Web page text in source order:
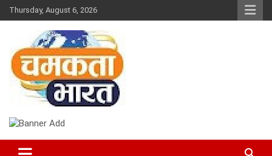
Skip
to
Thursday, August 6, 2026
CHAMAKTA BHARAT